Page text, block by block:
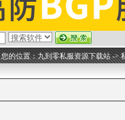
您的位置：九到零私服资源下载站->